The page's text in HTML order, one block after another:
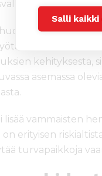
Salli
alla olevissa
kehityksestä,
asemassa
lisää vammaisten
erityisen
turvapaikkoja